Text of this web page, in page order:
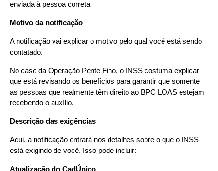
enviada à pessoa correta.
Motivo da notificação
A notificação vai explicar o motivo pelo qual você está sendo
contatado.
No caso da Operação Pente Fino, o INSS costuma explicar
que está revisando os benefícios para garantir que somente
as pessoas que realmente têm direito ao BPC LOAS estejam
recebendo o auxílio.
Descrição das exigências
Aqui, a notificação entrará nos detalhes sobre o que o INSS
está exigindo de você. Isso pode incluir:
Atualização do CadÚnico